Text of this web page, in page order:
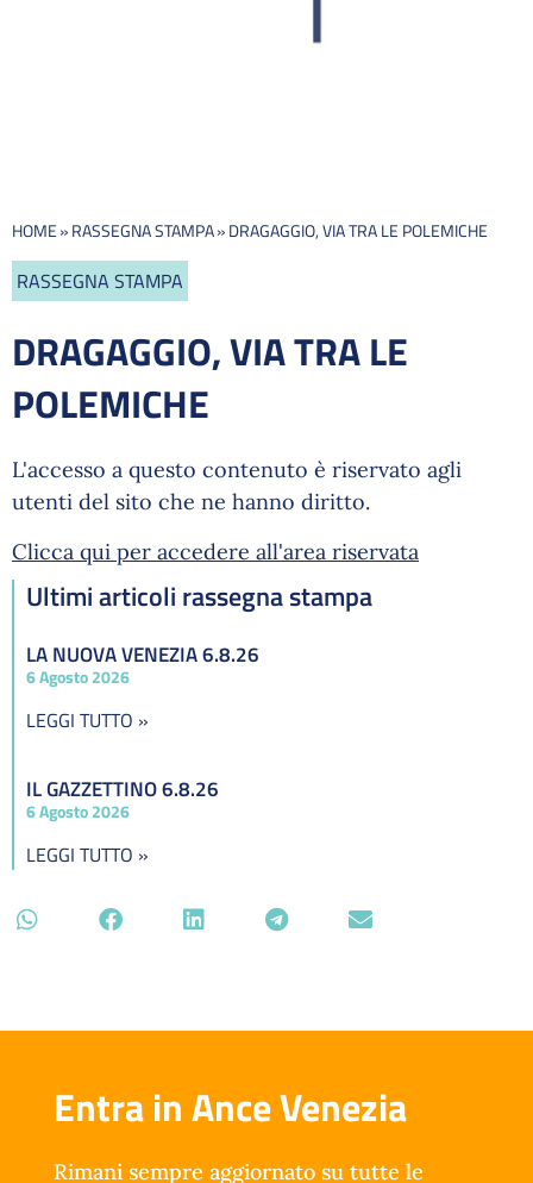
HOME»RASSEGNA STAMPA»DRAGAGGIO, VIA TRA LE POLEMICHE
RASSEGNA STAMPA
DRAGAGGIO, VIA TRA LE
POLEMICHE
L'accesso a questo contenuto è riservato agli
utenti del sito che ne hanno diritto.
Clicca qui per accedere all'area riservata
Ultimi articoli rassegna stampa
LA NUOVA VENEZIA 6.8.26
6 Agosto 2026
LEGGI TUTTO »
IL GAZZETTINO 6.8.26
6 Agosto 2026
LEGGI TUTTO »
Entra in Ance Venezia
Rimani sempre aggiornato su tutte le